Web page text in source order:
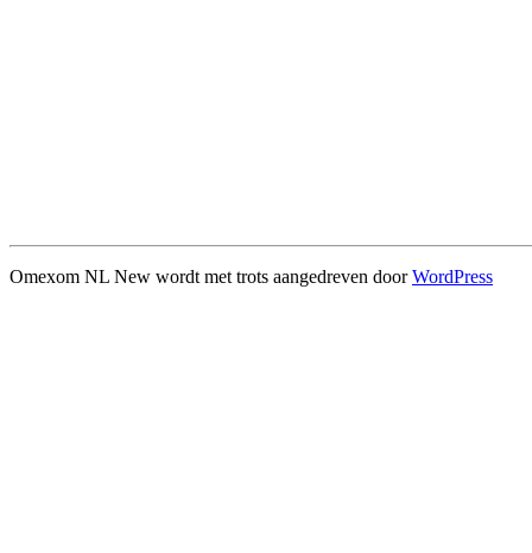
Omexom NL New wordt met trots aangedreven doorWordPress